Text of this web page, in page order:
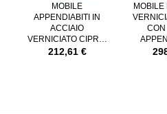
MOBILE
APPENDIABITI IN
ACCIAIO
VERNICIATO CIPRIA
E BARRA
212,61 €
MOBILE